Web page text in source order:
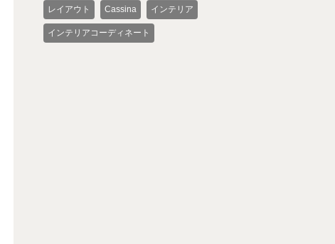
レイアウト Cassina インテリア
インテリアコーディネート